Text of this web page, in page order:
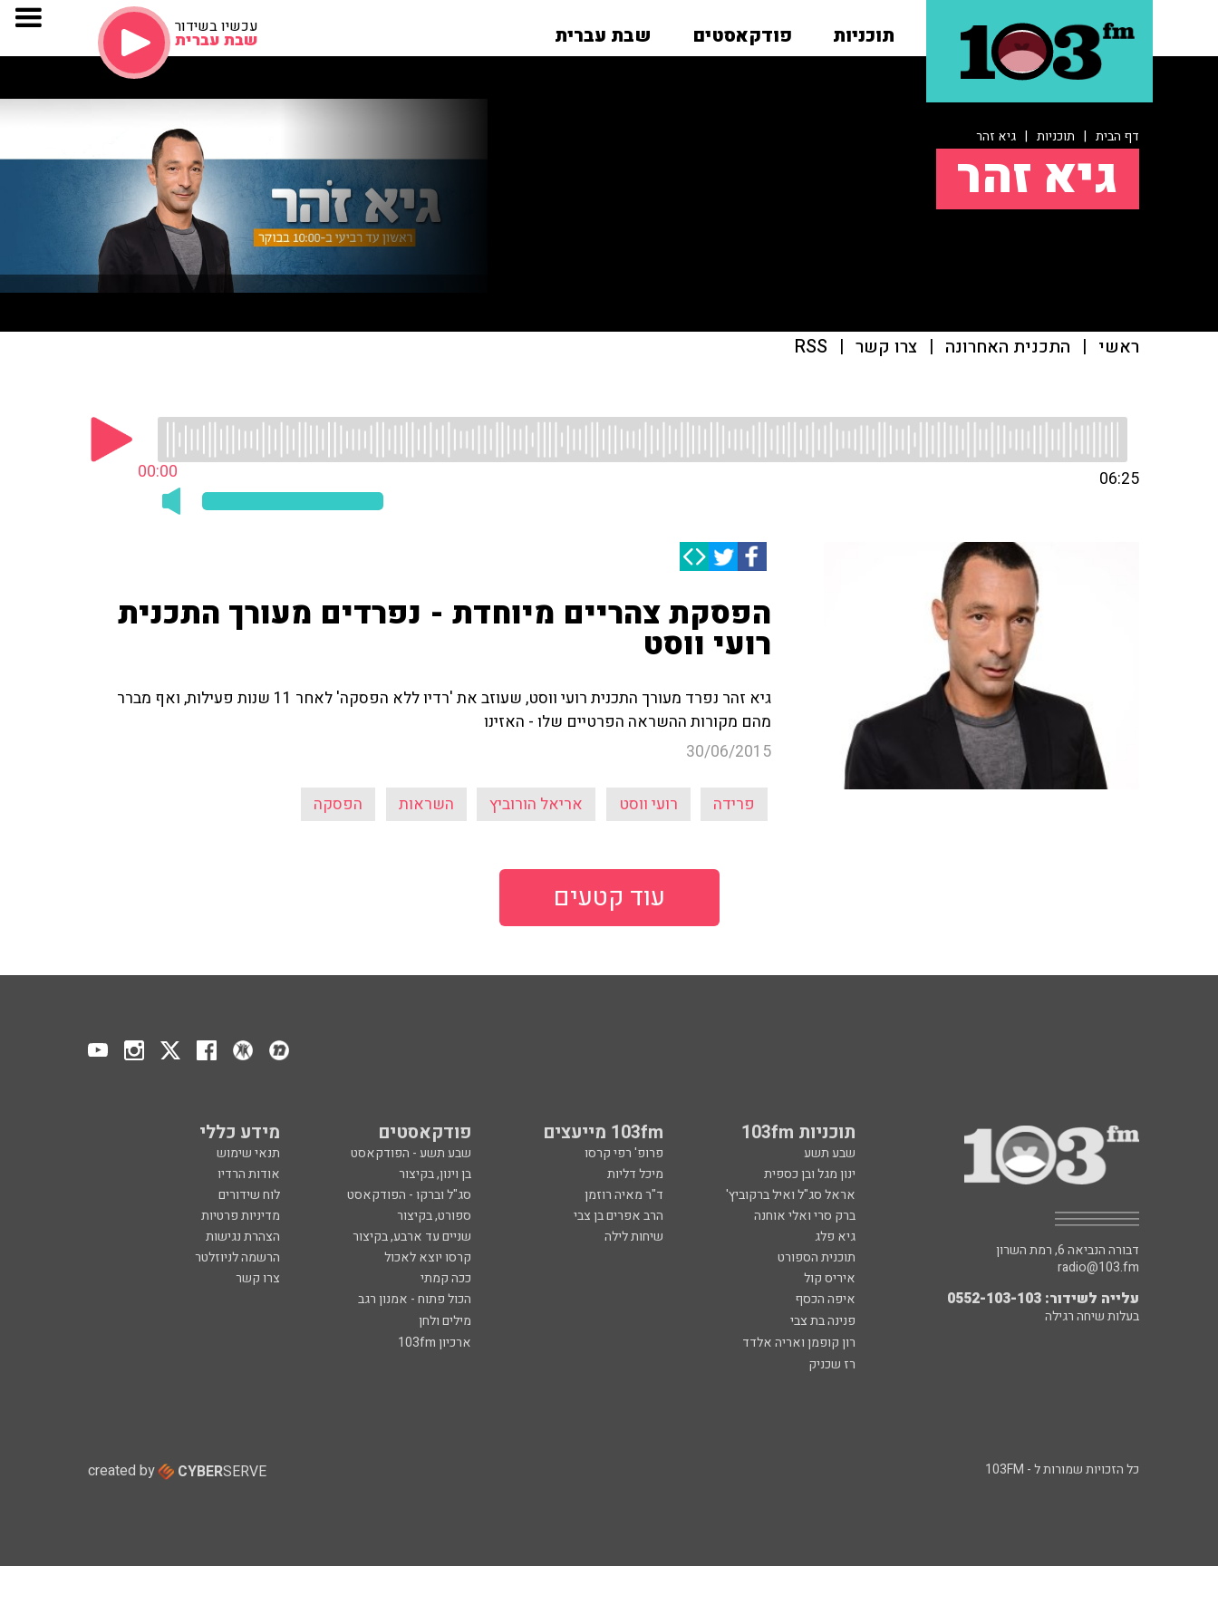
תוכניות פודקאסטים שבת עברית עכשיו בשידור
שבת עברית
דף הבית | תוכניות | גיא זהר
גיא זהר
ראשי | התכנית האחרונה | צרו קשר |
RSS
00:00 06:25
הפסקת צהריים מיוחדת - נפרדים מעורך התכנית
רועי ווסט
גיא זהר נפרד מעורך התכנית רועי ווסט, שעוזב את 'רדיו ללא הפסקה' לאחר 11 שנות פעילות, ואף מברר
מהם מקורות ההשראה הפרטיים שלו - האזינו
30/06/2015
פרידה רועי ווסט אריאל הורוביץ השראות הפסקה
עוד קטעים
תוכניות 103fm 103fm מייעצים פודקאסטים מידע כללי
שבע תשע פרופ' רפי קרסו שבע תשע - הפודקאסט
תנאי שימוש
ינון מגל ובן כספית
מיכל דליות בן וינון, בקיצור
אודות הרדיו
אראל סג"ל ואיל ברקוביץ'
ד"ר מאיה רוזמן סג"ל וברקו - הפודקאסט
לוח שידורים
ברק סרי ואלי אוחנה
הרב אפרים בן צבי ספורט, בקיצור
מדיניות פרטיות
גיא פלג
שיחות לילה שניים עד ארבע, בקיצור
הצהרת נגישות
תוכנית הספורט
קרסו יוצא לאכול
הרשמה לניוזלטר
איריס קול
ככה קמתי
צרו קשר
איפה הכסף
הכול פתוח - אמנון רגב
פנינה בת צבי
מילים ולחן
רון קופמן ואריה אלדד
ארכיון 103fm
רז שכניק
דבורה הנביאה 6, רמת השרון
radio@103.fm
עלייה לשידור: 0552-103-103
בעלות שיחה רגילה
כל הזכויות שמורות ל - 103FM created by CYBERSERVE